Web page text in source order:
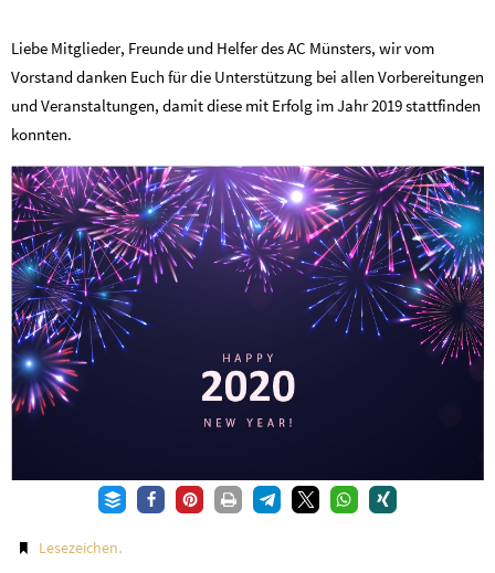
Liebe Mitglieder, Freunde und Helfer des AC Münsters, wir vom
Vorstand danken Euch für die Unterstützung bei allen Vorbereitungen
und Veranstaltungen, damit diese mit Erfolg im Jahr 2019 stattfinden
konnten.
Lesezeichen.